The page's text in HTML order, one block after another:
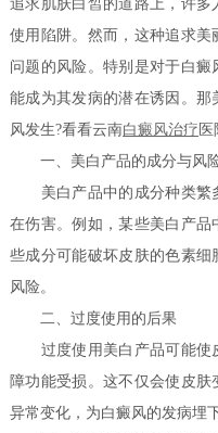
追求肌肤白皙的道路上，许
使用陷阱。然而，这种追求
问题的风险。特别是对于白
能成为其发病的潜在诱因。
风发生?看看云南白癜风治疗
一、美白产品的成分与风
美白产品中的成分种类繁
在伤害。例如，某些美白产
些成分可能破坏皮肤的色素
风险。
二、过度使用的后果
过度使用美白产品可能使
障功能受损。这不仅会使皮
异常变化，为白癜风的发病埋